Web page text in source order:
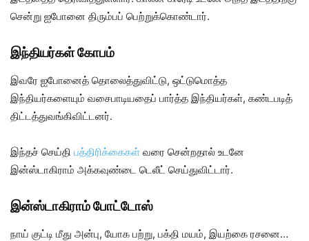
சென்று ஐபோனை திரும்பப் பெற்றுக்கொண்டார்.
இந்தியர்கள் கோபம்
இவரே ஐபோனைத் தொலைத்துவிட்டு, ஒட்டுமொத்த
இந்தியர்களையும் வசைபாடியதைப் பார்த்த இந்தியர்கள், கண்டபடித்
திட்டத்துவங்கிவிட்டனர்.
இந்தச் செய்தி பத்திரிக்கைகள் வரை சென்றதால் உடனே
இன்ஸ்டாகிராம் அக்கவுண்டை டெலீட் செய்துவிட்டார்.
இன்ஸ்டாகிராம் போட்டோஸ்
நாய் குட்டி மீது அன்பு, யோக பற்று, பக்தி மயம், இயற்கை ரசனை…